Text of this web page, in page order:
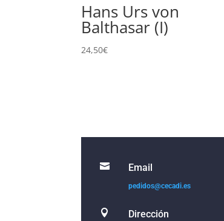
Hans Urs von
Balthasar (I)
24,50€
 Email
pedidos@cecadi.es
 Dirección